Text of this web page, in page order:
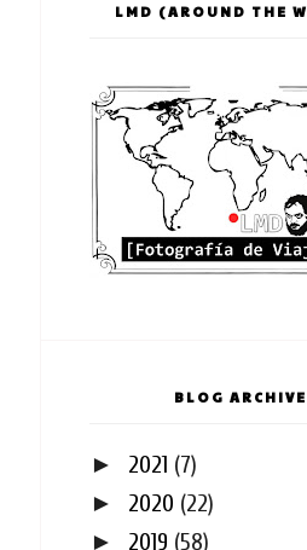
LMD (AROUND THE
BLOG ARCHIVE
► 2021 (7)
► 2020 (22)
► 2019 (58)